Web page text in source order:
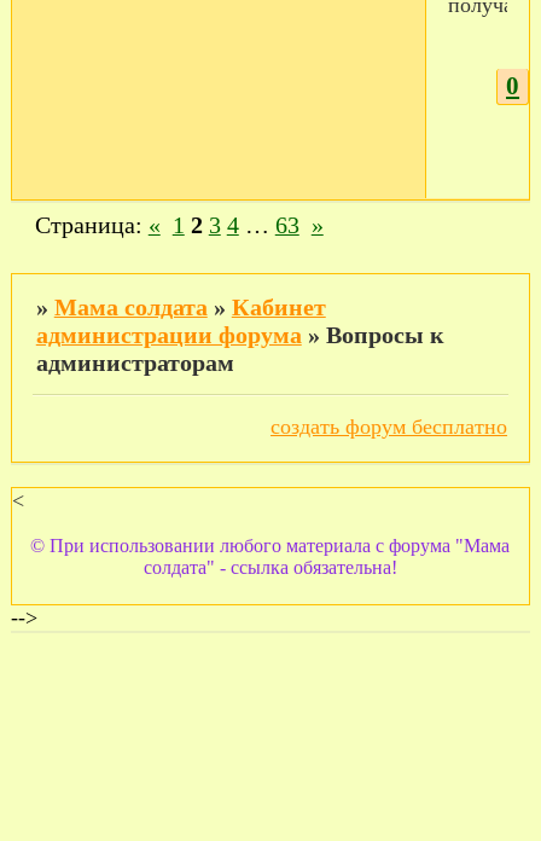
0
Страница: « 1 2 3 4 … 63 »
» Мама солдата » Кабинет
администрации форума » Вопросы к
администраторам
создать форум бесплатно
<
© При использовании любого материала с форума "Мама
солдата" - ссылка обязательна!
-->